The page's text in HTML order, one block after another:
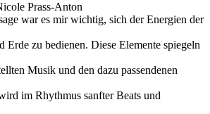
Prass-Anton
war es mir wichtig, sich der Energien der
Erde zu bedienen. Diese Elemente spiegeln
Musik und den dazu passendenen
im Rhythmus sanfter Beats und